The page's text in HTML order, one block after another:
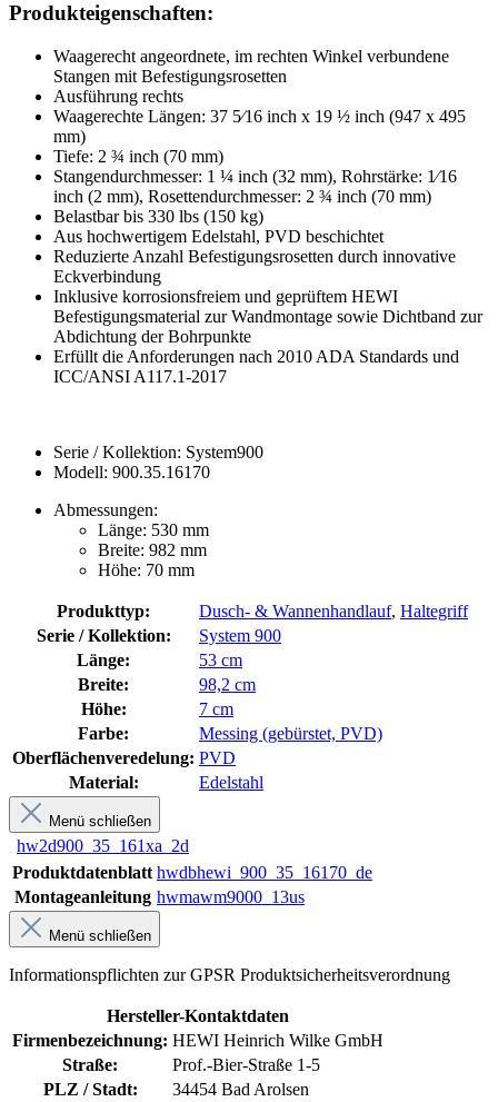
Produkteigenschaften:
Waagerecht angeordnete, im rechten Winkel verbundene
Stangen mit Befestigungsrosetten
Ausführung rechts
Waagerechte Längen: 37 5⁄16 inch x 19 ½ inch (947 x 495
mm)
Tiefe: 2 ¾ inch (70 mm)
Stangendurchmesser: 1 ¼ inch (32 mm), Rohrstärke: 1⁄16
inch (2 mm), Rosettendurchmesser: 2 ¾ inch (70 mm)
Belastbar bis 330 lbs (150 kg)
Aus hochwertigem Edelstahl, PVD beschichtet
Reduzierte Anzahl Befestigungsrosetten durch innovative
Eckverbindung
Inklusive korrosionsfreiem und geprüftem HEWI
Befestigungsmaterial zur Wandmontage sowie Dichtband zur
Abdichtung der Bohrpunkte
Erfüllt die Anforderungen nach 2010 ADA Standards und
ICC/ANSI A117.1-2017
Serie / Kollektion: System900
Modell: 900.35.16170
Abmessungen:
Länge: 530 mm
Breite: 982 mm
Höhe: 70 mm
Produkttyp: Dusch- & Wannenhandlauf, Haltegriff
Serie / Kollektion:
System 900
Länge:
53 cm
Breite:
98,2 cm
Höhe:
7 cm
Farbe:
Messing (gebürstet, PVD)
Oberflächenveredelung: PVD
Material:
Edelstahl
Menü schließen
hw2d900_35_161xa_2d
Produktdatenblatt hwdbhewi_900_35_16170_de
Montageanleitung hwmawm9000_13us
Menü schließen
Informationspflichten zur GPSR Produktsicherheitsverordnung
Hersteller-Kontaktdaten
Firmenbezeichnung: HEWI Heinrich Wilke GmbH
Straße:
Prof.-Bier-Straße 1-5
PLZ / Stadt:
34454 Bad Arolsen